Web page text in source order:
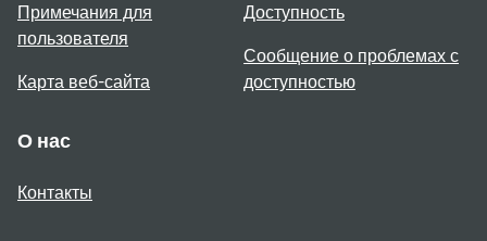
Примечания для
пользователя
Карта веб-сайта
Доступность
Сообщение о проблемах с
доступностью
О нас
Контакты